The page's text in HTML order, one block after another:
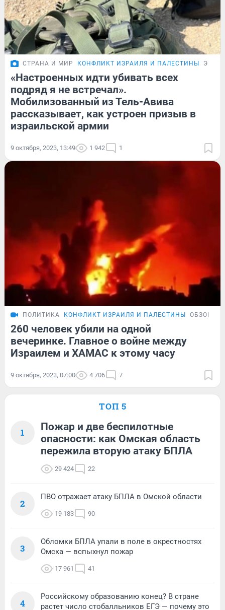
СТРАНА И МИР КОНФЛИКТ ИЗРАИЛЯ И ПАЛЕСТИНЫ
«Настроенных идти убивать всех
подряд я не встречал».
Мобилизованный из Тель-Авива
рассказывает, как устроен призыв в
израильской армии
9 октября, 2023, 13:49 1 942 1
ПОЛИТИКА КОНФЛИКТ ИЗРАИЛЯ И ПАЛЕСТИНЫ ОБЗОР
260 человек убили на одной
вечеринке. Главное о войне между
Израилем и ХАМАС к этому часу
9 октября, 2023, 07:00 4 706 7
ТОП 5
1
Пожар и две беспилотные
опасности: как Омская область
пережила вторую атаку БПЛА
29 424 22
2
ПВО отражает атаку БПЛА в Омской области
19 183 90
3
Обломки БПЛА упали в поле в окрестностях
Омска — вспыхнул пожар
17 961 41
4
Российскому образованию конец? В стране
растет число стобалльников ЕГЭ — почему это